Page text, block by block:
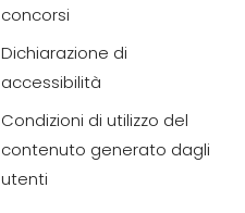
concorsi
Dichiarazione di
accessibilità
Condizioni di utilizzo del
contenuto generato dagli
utenti